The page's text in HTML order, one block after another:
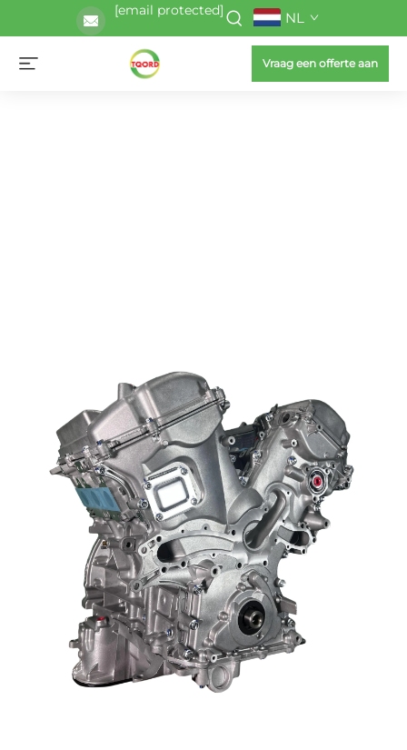
[email protected] NL
Vraag een offerte aan